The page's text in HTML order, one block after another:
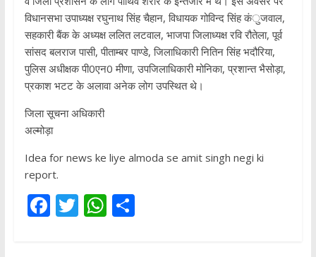
विधानसभा उपाध्यक्ष रघुनाथ सिंह चैहान, विधायक गोविन्द सिंह कंुजवाल,
सहकारी बैंक के अध्यक्ष ललित लटवाल, भाजपा जिलाध्यक्ष रवि रौतेला, पूर्व
सांसद बलराज पासी, पीताम्बर पाण्डे, जिलाधिकारी नितिन सिंह भदौरिया,
पुलिस अधीक्षक पी0एन0 मीणा, उपजिलाधिकारी मोनिका, प्रशान्त भैसोड़ा,
प्रकाश भटट के अलावा अनेक लोग उपस्थित थे।
जिला सूचना अधिकारी
अल्मोड़ा
Idea for news ke liye almoda se amit singh negi ki
report.
F T W S